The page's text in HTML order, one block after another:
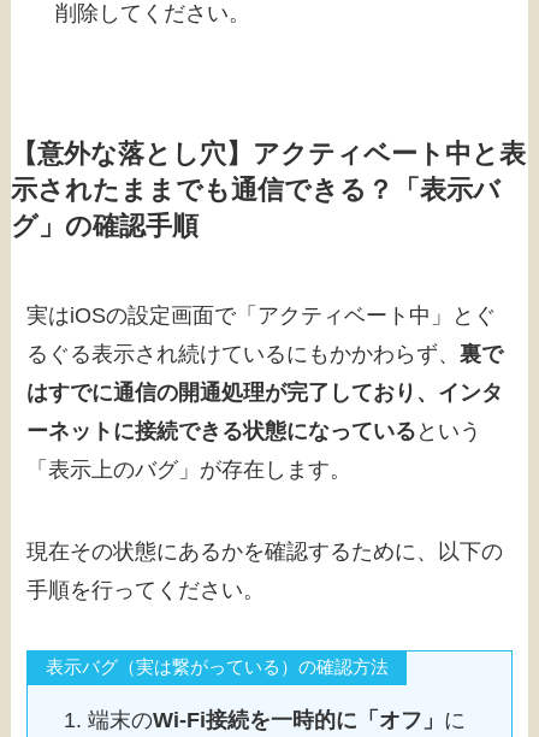
削除してください。
【意外な落とし穴】アクティベート中と表
示されたままでも通信できる？「表示バ
グ」の確認手順
実はiOSの設定画面で「アクティベート中」とぐ
るぐる表示され続けているにもかかわらず、裏で
はすでに通信の開通処理が完了しており、インタ
ーネットに接続できる状態になっている という
「表示上のバグ」が存在します。
現在その状態にあるかを確認するために、以下の
手順を行ってください。
表示バグ（実は繋がっている）の確認方法
端末のWi-Fi接続を一時的に「オフ」 に